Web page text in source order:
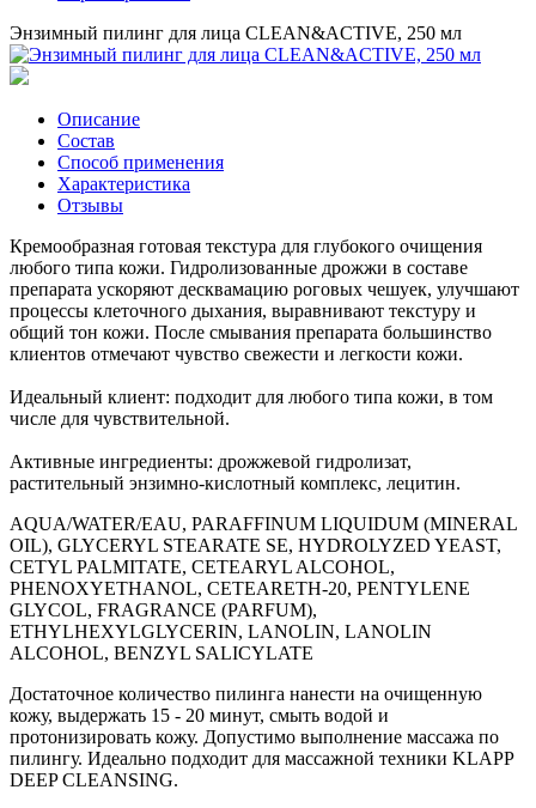
Энзимный пилинг для лица CLEAN&ACTIVE, 250 мл
Описание
Состав
Способ применения
Характеристика
Отзывы
Кремообразная готовая текстура для глубокого очищения
любого типа кожи. Гидролизованные дрожжи в составе
препарата ускоряют десквамацию роговых чешуек, улучшают
процессы клеточного дыхания, выравнивают текстуру и
общий тон кожи. После смывания препарата большинство
клиентов отмечают чувство свежести и легкости кожи.
Идеальный клиент: подходит для любого типа кожи, в том
числе для чувствительной.
Активные ингредиенты: дрожжевой гидролизат,
растительный энзимно-кислотный комплекс, лецитин.
AQUA/WATER/EAU, PARAFFINUM LIQUIDUM (MINERAL
OIL), GLYCERYL STEARATE SE, HYDROLYZED YEAST,
CETYL PALMITATE, CETEARYL ALCOHOL,
PHENOXYETHANOL, CETEARETH-20, PENTYLENE
GLYCOL, FRAGRANCE (PARFUM),
ETHYLHEXYLGLYCERIN, LANOLIN, LANOLIN
ALCOHOL, BENZYL SALICYLATE
Достаточное количество пилинга нанести на очищенную
кожу, выдержать 15 - 20 минут, смыть водой и
протонизировать кожу. Допустимо выполнение массажа по
пилингу. Идеально подходит для массажной техники KLAPP
DEEP CLEANSING.